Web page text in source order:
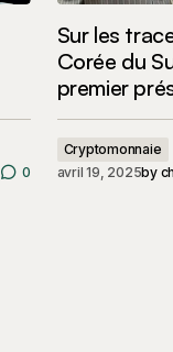
0
Sur les
Corée du
premier
Cryptomonnaie
avril 19, 2025by